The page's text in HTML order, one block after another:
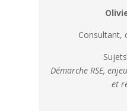
Consultant,
Démarche RSE,
et